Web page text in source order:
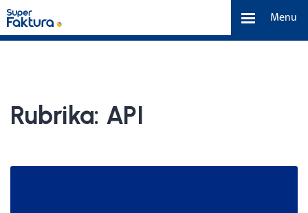
Menu
Rubrika: API